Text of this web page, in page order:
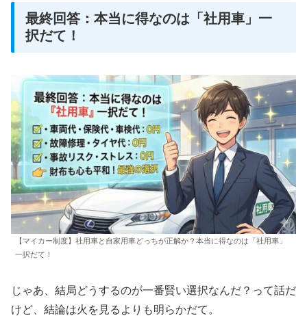
最終回答：本当に得なのは「社用車」一
択だて！
【マイカー制度】社用車と自家用車どっちが正解か？本当に得なのは「社用車」
一択だて！
じゃあ、結局どうするのが一番賢い選択なんだ？って話だ
けど、結論は火を見るよりも明らかだて。